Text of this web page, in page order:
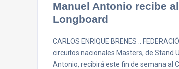
Manuel Antonio recibe
Longboard
CARLOS ENRIQUE BRENES ::
circuitos nacionales Masters, de Stand
Antonio, recibirá este fin de semana al